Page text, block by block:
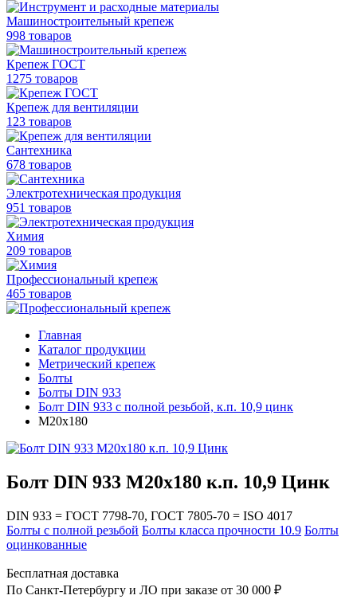
Машиностроительный крепеж
998 товаров
Крепеж ГОСТ
1275 товаров
Крепеж для вентиляции
123 товаров
Сантехника
678 товаров
Электротехническая продукция
951 товаров
Химия
209 товаров
Профессиональный крепеж
465 товаров
Главная
Каталог продукции
Метрический крепеж
Болты
Болты DIN 933
Болт DIN 933 с полной резьбой, к.п. 10,9 цинк
М20х180
Болт DIN 933 М20х180 к.п. 10,9 Цинк
DIN 933 = ГОСТ 7798-70, ГОСТ 7805-70 = ISO 4017
Болты с полной резьбой Болты класса прочности 10.9 Болты
оцинкованные
Бесплатная доставка
По Санкт-Петербургу и ЛО при заказе от 30 000 ₽